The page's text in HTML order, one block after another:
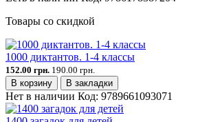
Товары со скидкой
1000 диктантов. 1-4 классы
152.00 грн. 190.00 грн.
В корзину
В закладки
Нет в наличии Код: 9789661093071